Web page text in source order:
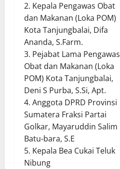
2. Kepala Pengawas Obat
dan Makanan (Loka POM)
Kota Tanjungbalai, Difa
Ananda, S.Farm.
3. Pejabat Lama Pengawas
Obat dan Makanan (Loka
POM) Kota Tanjungbalai,
Deni S Purba, S.Si, Apt.
4. Anggota DPRD Provinsi
Sumatera Fraksi Partai
Golkar, Mayaruddin Salim
Batu-bara, S.E
5. Kepala Bea Cukai Teluk
Nibung